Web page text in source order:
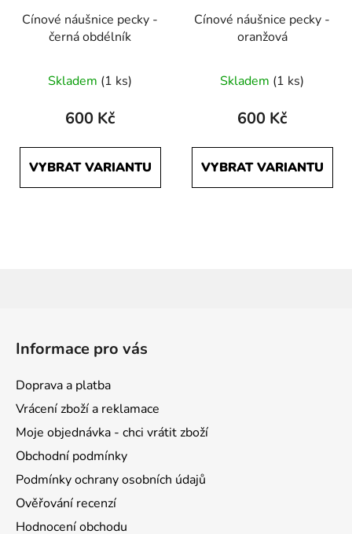
Cínové náušnice pecky -
černá obdélník
Skladem (1 ks)
600 Kč
VYBRAT VARIANTU
Cínové náušnice pecky -
oranžová
Skladem (1 ks)
600 Kč
VYBRAT VARIANTU
Informace pro vás
Doprava a platba
Vrácení zboží a reklamace
Moje objednávka - chci vrátit zboží
Obchodní podmínky
Podmínky ochrany osobních údajů
Ověřování recenzí
Hodnocení obchodu